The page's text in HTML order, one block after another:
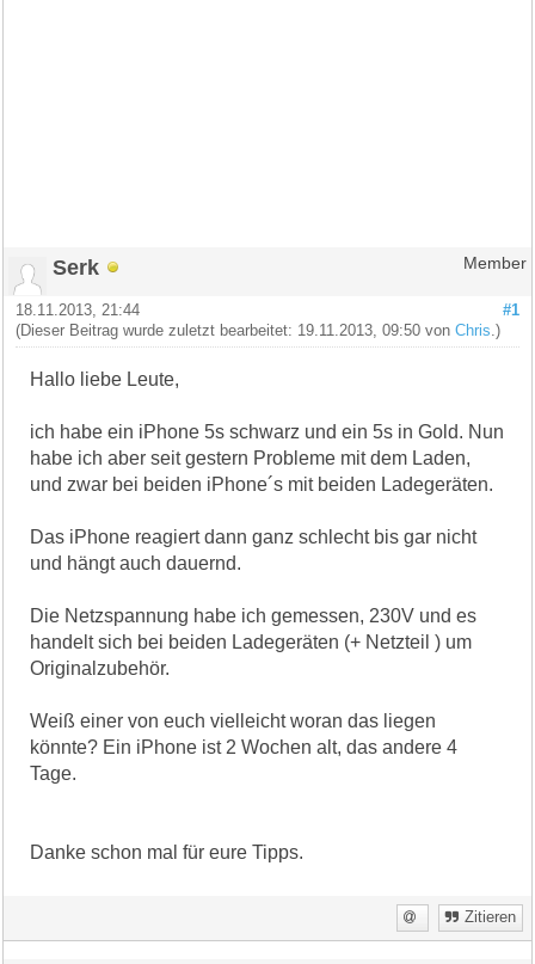
Serk Member
#1
18.11.2013, 21:44
(Dieser Beitrag wurde zuletzt bearbeitet: 19.11.2013, 09:50 vonChris .)
Hallo liebe Leute,
ich habe ein iPhone 5s schwarz und ein 5s in Gold. Nun
habe ich aber seit gestern Probleme mit dem Laden,
und zwar bei beiden iPhone´s mit beiden Ladegeräten.
Das iPhone reagiert dann ganz schlecht bis gar nicht
und hängt auch dauernd.
Die Netzspannung habe ich gemessen, 230V und es
handelt sich bei beiden Ladegeräten (+ Netzteil ) um
Originalzubehör.
Weiß einer von euch vielleicht woran das liegen
könnte? Ein iPhone ist 2 Wochen alt, das andere 4
Tage.
Danke schon mal für eure Tipps.
Zitieren